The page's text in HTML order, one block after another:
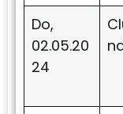
Do,
02.05.20
24